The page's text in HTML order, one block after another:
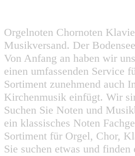
Orgelnoten Chornoten
Musikversand. Der
Von Anfang an haben wir
einen umfassenden Service
Sortiment zunehmend auch
Kirchenmusik einfügt. Wir
Suchen Sie Noten und
ein klassisches Noten
Sortiment für Orgel, Chor,
Sie suchen etwas und